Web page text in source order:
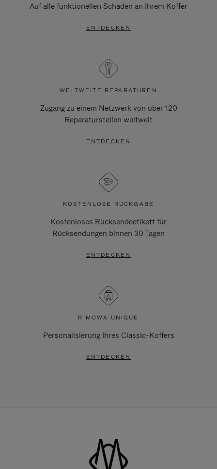
Auf alle funktionellen Schäden an Ihrem Koffer
ENTDECKEN
WELTWEITE REPARATUREN
Zugang zu einem Netzwerk von über 120
Reparaturstellen weltweit
ENTDECKEN
KOSTENLOSE RÜCKGABE
Kostenloses Rücksendeetikett für
Rücksendungen binnen 30 Tagen
ENTDECKEN
RIMOWA UNIQUE
Personalisierung Ihres Classic-Koffers
ENTDECKEN